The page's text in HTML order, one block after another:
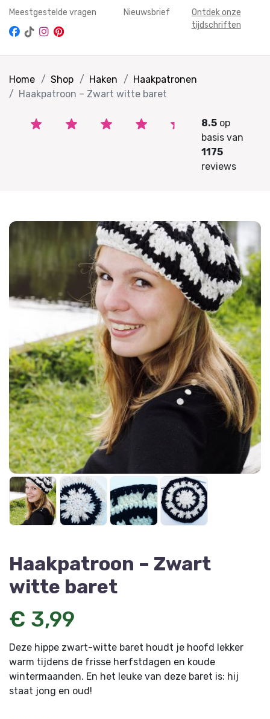
Meestgestelde vragen Nieuwsbrief
Ontdek onze
tijdschriften
Home Shop Haken
Haakpatronen
Haakpatroon – Zwart witte baret
8.5op
basis van
1175
reviews
Haakpatroon – Zwart
witte baret
€ 3,99
Deze hippe zwart-witte baret houdt je hoofd lekker
warm tijdens de frisse herfstdagen en koude
wintermaanden. En het leuke van deze baret is: hij
staat jong en oud!